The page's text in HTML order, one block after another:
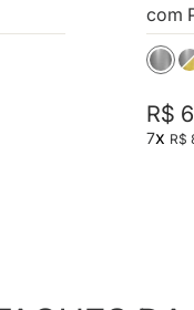
com
R$
7x R$